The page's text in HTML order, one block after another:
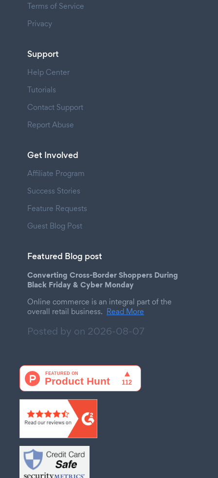
Terms of Service
Privacy
Support
Help Center
Tutorials
Contact Support
Report Abuse
Get Involved
Affiliate Program
Success Stories
Feature Requests
Guest Blog Post
Featured Blog post
Converting Cross-Border Shoppers During
Black Friday & Cyber Monday
Online commerce is an integral part of the
overall retail business. Read More
Posted by on 2026-08-07